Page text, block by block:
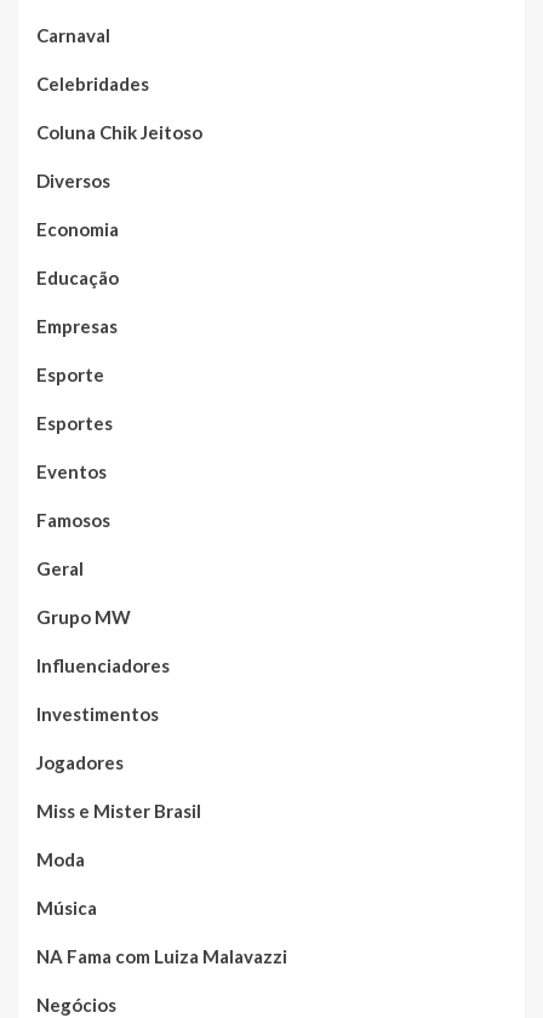
Carnaval
Celebridades
Coluna Chik Jeitoso
Diversos
Economia
Educação
Empresas
Esporte
Esportes
Eventos
Famosos
Geral
Grupo MW
Influenciadores
Investimentos
Jogadores
Miss e Mister Brasil
Moda
Música
NA Fama com Luiza Malavazzi
Negócios